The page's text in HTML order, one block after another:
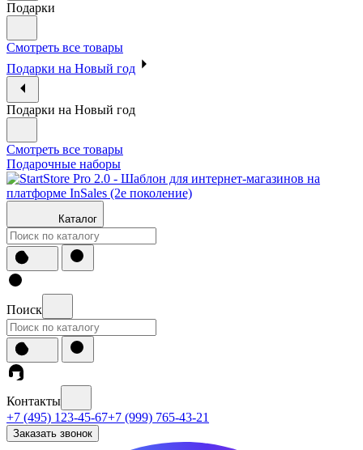
Подарки
Смотреть все товары
Подарки на Новый год
Подарки на Новый год
Смотреть все товары
Подарочные наборы
Каталог
Поиск
Контакты
+7 (495) 123-45-67+7 (999) 765-43-21
Заказать звонок